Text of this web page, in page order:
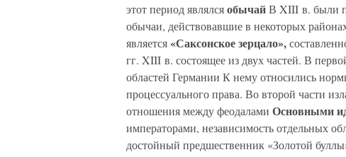
этот период являлсяобычайВ XIII в. были
обычаи, действовавшие в некоторых
является«Саксонское зерцало»,
гг. XIII в. состоящее из двух частей. В
областей Германии К нему относились
процессуального права. Во второй части
отношения между феодалами Основными
императорами, независимость отдельных
достойный предшественник «Золотой